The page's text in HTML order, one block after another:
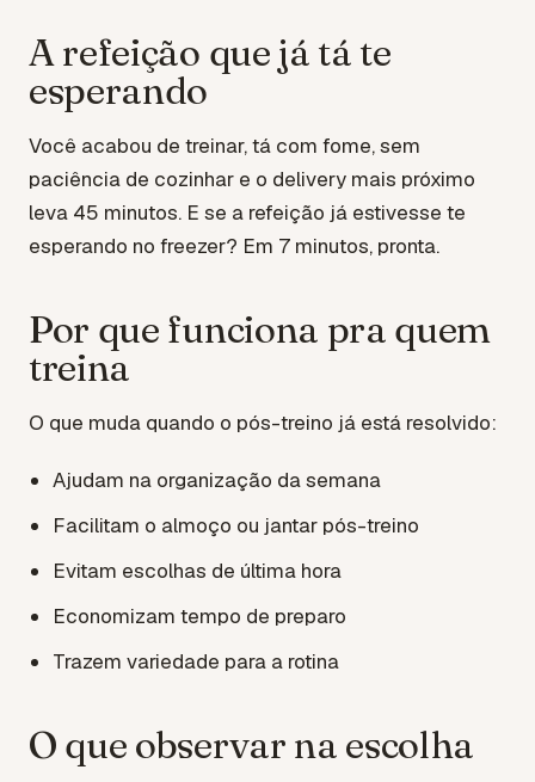
A refeição que já tá te
esperando
Você acabou de treinar, tá com fome, sem
paciência de cozinhar e o delivery mais próximo
leva 45 minutos. E se a refeição já estivesse te
esperando no freezer? Em 7 minutos, pronta.
Por que funciona pra quem
treina
O que muda quando o pós-treino já está resolvido:
Ajudam na organização da semana
Facilitam o almoço ou jantar pós-treino
Evitam escolhas de última hora
Economizam tempo de preparo
Trazem variedade para a rotina
O que observar na escolha